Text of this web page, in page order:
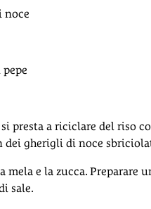
noce
presta a riciclare del riso
dei gherigli di noce
mela e la zucca. Preparare
sale.